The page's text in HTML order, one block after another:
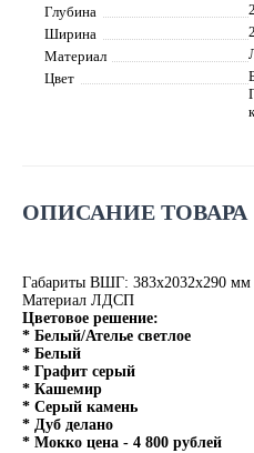
Глубина
Ширина
Материал
Цвет
ОПИСАНИЕ ТОВАРА
Габариты ВШГ: 383х2032х290 мм
Материал ЛДСП
Цветовое решение:
* Белый/Ателье светлое
* Белый
* Графит серый
* Кашемир
* Серый камень
* Дуб делано
* Мокко цена - 4 800 рублей